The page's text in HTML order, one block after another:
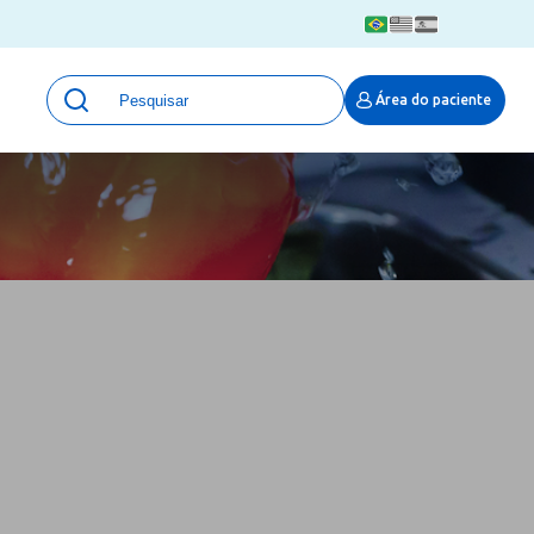
Área do paciente
Unidades
Qualidade e Segurança em saúde
Programa de Qualidade em Pesquisa